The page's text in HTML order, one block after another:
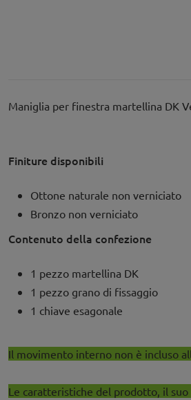
Maniglia per finestra martellina DK
Finiture disponibili
Ottone naturale non verniciato
Bronzo non verniciato
Contenuto della confezione
1 pezzo martellina DK
1 pezzo grano di fissaggio
1 chiave esagonale
Il movimento interno non è incluso
Le caratteristiche del prodotto, il